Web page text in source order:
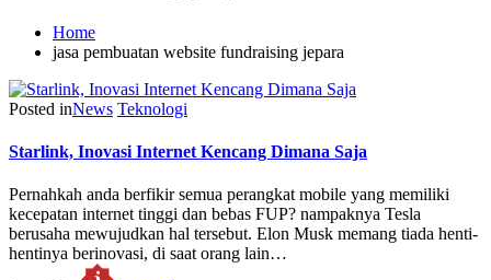
Home
jasa pembuatan website fundraising jepara
Posted inNews Teknologi
Starlink, Inovasi Internet Kencang Dimana Saja
Pernahkah anda berfikir semua perangkat mobile yang memiliki
kecepatan internet tinggi dan bebas FUP? nampaknya Tesla
berusaha mewujudkan hal tersebut. Elon Musk memang tiada henti-
hentinya berinovasi, di saat orang lain…